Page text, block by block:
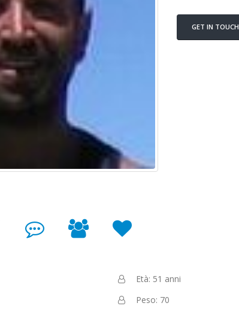
GET IN TOUCH
Età: 51 anni
Peso: 70